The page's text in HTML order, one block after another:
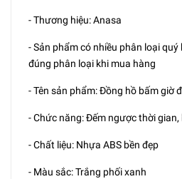
- Thương hiệu: Anasa
- Sản phẩm có nhiều phân loại
đúng phân loại khi mua hàng
- Tên sản phẩm: Đồng hồ bấm giờ
- Chức năng: Đếm ngược thời gian,
- Chất liệu: Nhựa ABS bền đẹp
- Màu sắc: Trắng phối xanh